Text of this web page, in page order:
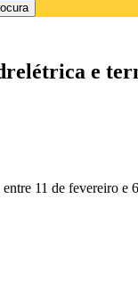
e
11 de fevereiro e